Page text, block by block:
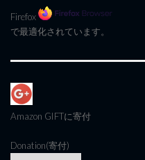
Firefox
で最適化されています。
Amazon GIFTに寄付
Donation(寄付)